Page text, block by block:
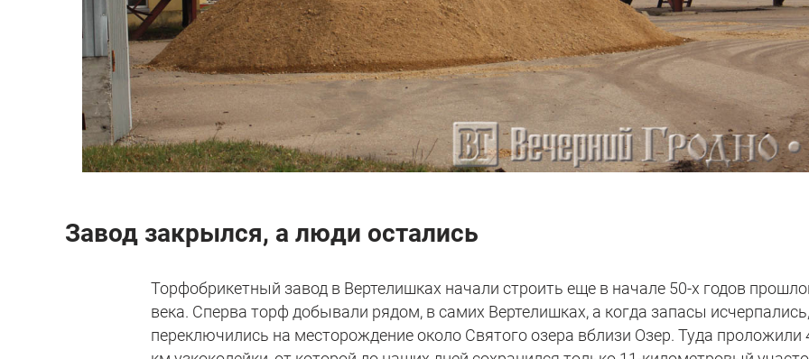
Завод закрылся, а люди остались
Торфобрикетный завод в Вертелишках начали строить еще в начале 50-х годов
века. Сперва торф добывали рядом, в самих Вертелишках, а когда запасы исчерпались,
переключились на месторождение около Святого озера вблизи Озер. Туда проложили